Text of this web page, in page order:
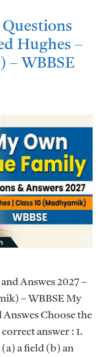
Hughes –
– WBBSE
Answes 2027 –
– WBBSE My
Choose the
answer : 1.
a field (b) an